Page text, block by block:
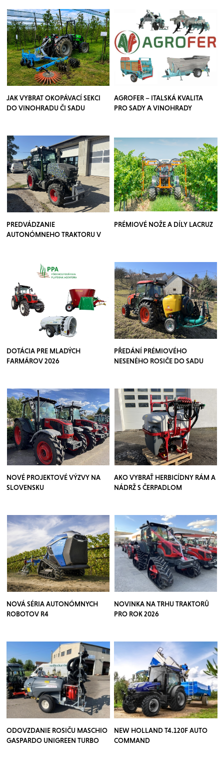
JAK VYBRAT OKOPÁVACÍ SEKCI
DO VINOHRADU ČI SADU
AGROFER – ITALSKÁ KVALITA
PRO SADY A VINOHRADY
PREDVÁDZANIE
AUTONÓMNEHO TRAKTORU V
PRÉMIOVÉ NOŽE A DÍLY LACRUZ
DOTÁCIA PRE MLADÝCH
FARMÁROV 2026
PŘEDÁNÍ PRÉMIOVÉHO
NESENÉHO ROSIČE DO SADU
NOVÉ PROJEKTOVÉ VÝZVY NA
SLOVENSKU
AKO VYBRAŤ HERBICÍDNY RÁM A
NÁDRŽ S ČERPADLOM
NOVÁ SÉRIA AUTONÓMNYCH
ROBOTOV R4
NOVINKA NA TRHU TRAKTORŮ
PRO ROK 2026
ODOVZDANIE ROSIČU MASCHIO
GASPARDO UNIGREEN TURBO
NEW HOLLAND T4.120F AUTO
COMMAND